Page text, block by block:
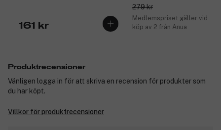
161 kr
279 kr
Medlemspriset gäller vid
köp av 2 från Anua
Produktrecensioner
Vänligen logga in för att skriva en recension för produkter som
du har köpt.
Villkor för produktrecensioner